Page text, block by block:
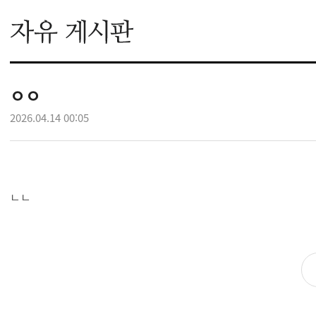
ㅇㅇ
2026.04.14 00:05
ㄴㄴ